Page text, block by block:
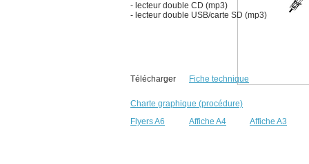
- lecteur double CD (mp3)
- lecteur double USB/carte SD (mp3)
Télécharger Fiche technique
Charte graphique (procédure)
Flyers A6
Affiche A4 Affiche A3